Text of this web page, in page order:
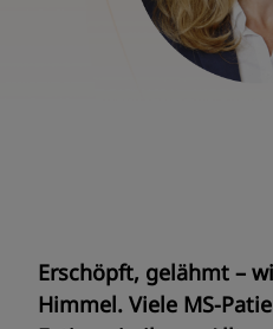
Erschöpft, gelähmt –
Himmel. Viele MS-